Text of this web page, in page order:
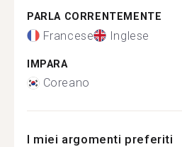
PARLA CORRENTEMENTE
Francese Inglese
IMPARA
Coreano
I miei argomenti preferiti